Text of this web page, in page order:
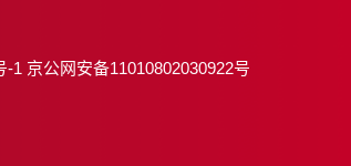
-1 京公网安备11010802030922号